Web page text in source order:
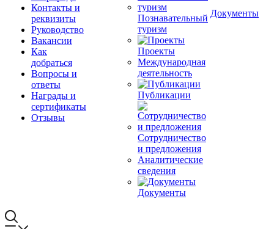
Контакты и
реквизиты
Руководство
Вакансии
Как
добраться
Вопросы и
ответы
Награды и
сертификаты
Отзывы
Познавательный
туризм
Проекты
Международная
деятельность
Публикации
Сотрудничество
и предложения
Аналитические
сведения
Документы
Документы